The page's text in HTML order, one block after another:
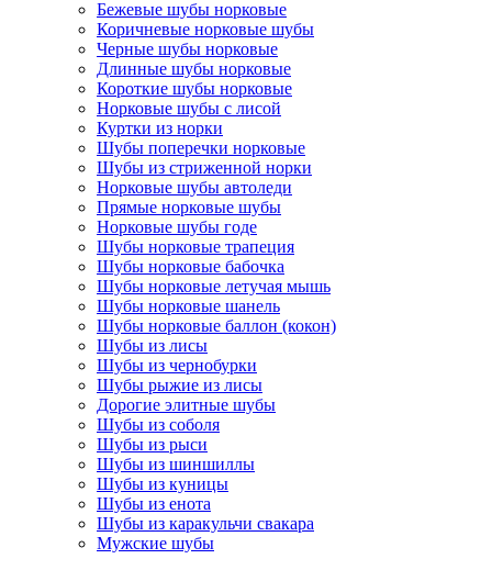
Бежевые шубы норковые
Коричневые норковые шубы
Черные шубы норковые
Длинные шубы норковые
Короткие шубы норковые
Норковые шубы с лисой
Куртки из норки
Шубы поперечки норковые
Шубы из стриженной норки
Норковые шубы автоледи
Прямые норковые шубы
Норковые шубы годе
Шубы норковые трапеция
Шубы норковые бабочка
Шубы норковые летучая мышь
Шубы норковые шанель
Шубы норковые баллон (кокон)
Шубы из лисы
Шубы из чернобурки
Шубы рыжие из лисы
Дорогие элитные шубы
Шубы из соболя
Шубы из рыси
Шубы из шиншиллы
Шубы из куницы
Шубы из енота
Шубы из каракульчи свакара
Мужские шубы